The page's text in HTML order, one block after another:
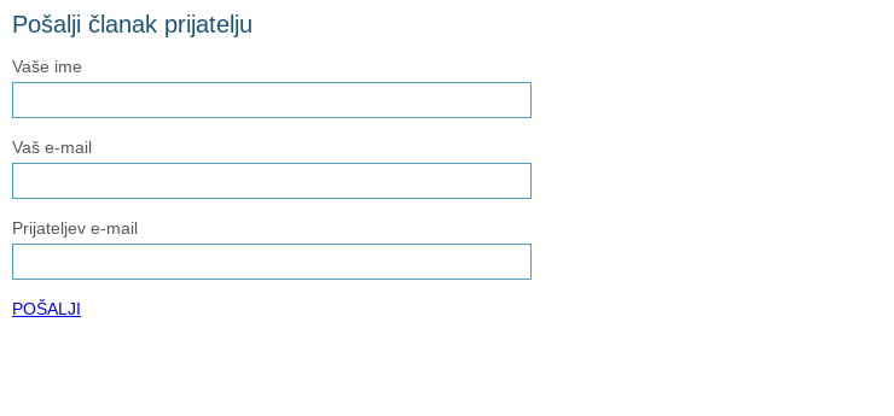
Pošalji članak prijatelju
Vaše ime
Vaš e-mail
Prijateljev e-mail
POŠALJI